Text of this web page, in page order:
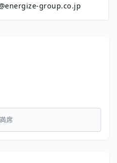
group.co.jp
席